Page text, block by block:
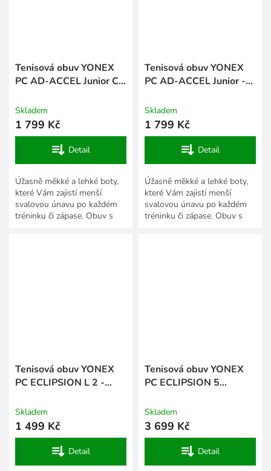
Tenisová obuv YONEX
PC AD-ACCEL Junior CL
Skladem
1 799 Kč
Detail
Úžasně měkké a lehké boty,
které Vám zajistí menší
svalovou únavu po každém
tréninku či zápase. Obuv s
Tenisová obuv YONEX
PC AD-ACCEL Junior -
Skladem
1 799 Kč
Detail
Úžasně měkké a lehké boty,
které Vám zajistí menší
svalovou únavu po každém
tréninku či zápase. Obuv s
Tenisová obuv YONEX
PC ECLIPSION L 2 -
Skladem
1 499 Kč
Detail
Tenisová obuv YONEX
PC ECLIPSION 5
Skladem
3 699 Kč
Detail